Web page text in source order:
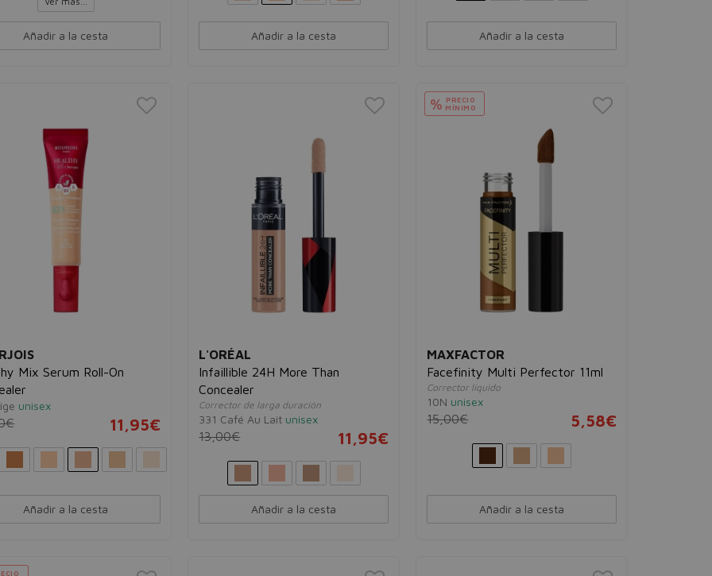
Añadir a la cesta Añadir a la cesta Añadir a la cesta
Mix Serum Roll-On
unisex
11,95€
Añadir a la cesta
L'ORÉAL
Infaillible 24H More Than
Concealer
Corrector de larga duración
331 Café Au Lait unisex
13,00€ 11,95€
Añadir a la cesta
% PRECIO
MÍNIMO
MAXFACTOR
Facefinity Multi Perfector 11ml
Corrector líquido
10N unisex
15,00€ 5,58€
Añadir a la cesta